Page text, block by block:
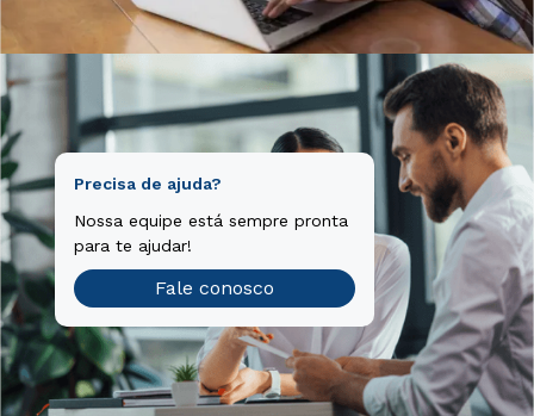
Precisa de ajuda?
Nossa equipe está sempre pronta
para te ajudar!
Fale conosco